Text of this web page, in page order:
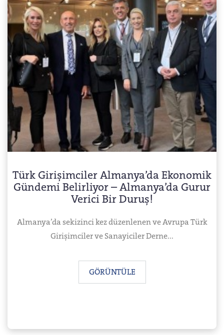
Türk Girişimciler Almanya’da Ekonomik
Gündemi Belirliyor – Almanya’da Gurur
Verici Bir Duruş!
Almanya’da sekizinci kez düzenlenen ve Avrupa Türk
Girişimciler ve Sanayiciler Derne...
GÖRÜNTÜLE